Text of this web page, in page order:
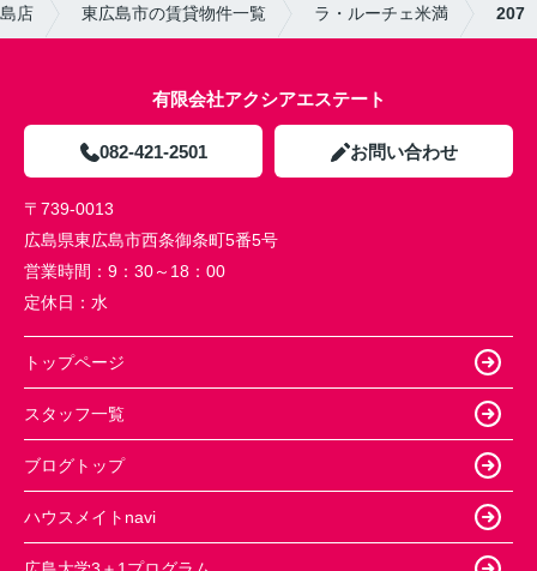
店 東広島市の賃貸物件一覧 ラ・ルーチェ米満 207
有限会社アクシアエステート
082-421-2501 お問い合わせ
〒739-0013
広島県東広島市西条御条町5番5号
営業時間： 9：30～18：00
定休日： 水
トップページ
スタッフ一覧
ブログトップ
ハウスメイトnavi